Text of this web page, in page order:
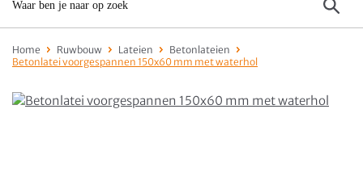
Home Ruwbouw Lateien
Betonlateien
Betonlatei voorgespannen 150x60 mm met waterhol